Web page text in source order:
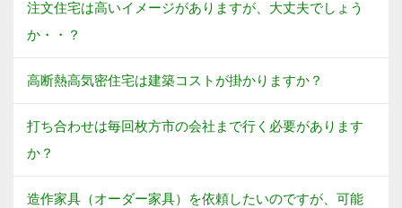
注文住宅は高いイメージがありますが、大丈夫でしょう
か・・？
高断熱高気密住宅は建築コストが掛かりますか？
打ち合わせは毎回枚方市の会社まで行く必要があります
か？
造作家具（オーダー家具）を依頼したいのですが、可能